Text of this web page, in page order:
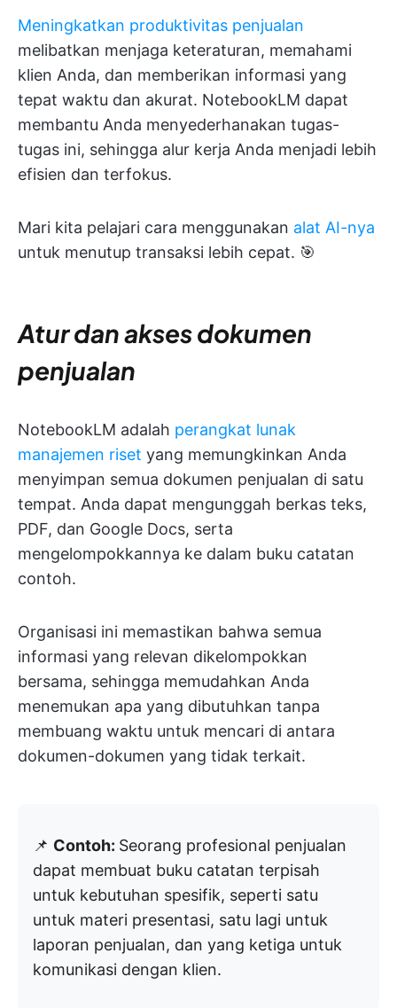
Meningkatkan produktivitas penjualan
melibatkan menjaga keteraturan, memahami
klien Anda, dan memberikan informasi yang
tepat waktu dan akurat. NotebookLM dapat
membantu Anda menyederhanakan tugas-
tugas ini, sehingga alur kerja Anda menjadi lebih
efisien dan terfokus.
Mari kita pelajari cara menggunakan alat AI-nya
untuk menutup transaksi lebih cepat. 🎯
Atur dan akses dokumen
penjualan
NotebookLM adalah perangkat lunak
manajemen riset yang memungkinkan Anda
menyimpan semua dokumen penjualan di satu
tempat. Anda dapat mengunggah berkas teks,
PDF, dan Google Docs, serta
mengelompokkannya ke dalam buku catatan
contoh.
Organisasi ini memastikan bahwa semua
informasi yang relevan dikelompokkan
bersama, sehingga memudahkan Anda
menemukan apa yang dibutuhkan tanpa
membuang waktu untuk mencari di antara
dokumen-dokumen yang tidak terkait.
📌 Contoh: Seorang profesional penjualan
dapat membuat buku catatan terpisah
untuk kebutuhan spesifik, seperti satu
untuk materi presentasi, satu lagi untuk
laporan penjualan, dan yang ketiga untuk
komunikasi dengan klien.